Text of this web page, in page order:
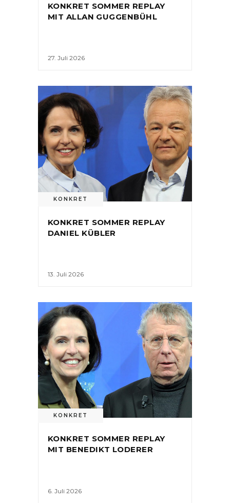
KONKRET SOMMER REPLAY
MIT ALLAN GUGGENBÜHL
27. Juli 2026
KONKRET
KONKRET SOMMER REPLAY
DANIEL KÜBLER
13. Juli 2026
KONKRET
KONKRET SOMMER REPLAY
MIT BENEDIKT LODERER
6. Juli 2026